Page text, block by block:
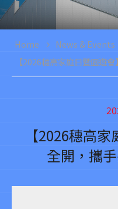
Home
News & Events
【2026穗高家庭日暨園遊
【2026穗高
全開，攜